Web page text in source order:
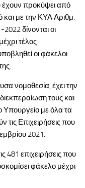
προκύψει από
και με την ΚΥΑ Αριθμ.
δίνονται οι
τέλος
οι φάκελοι
νομοθεσία, έχει την
τους και
με όλα τα
τις Επιχειρήσεις που
2021.
481 επιχειρήσεις που
φάκελο μέχρι